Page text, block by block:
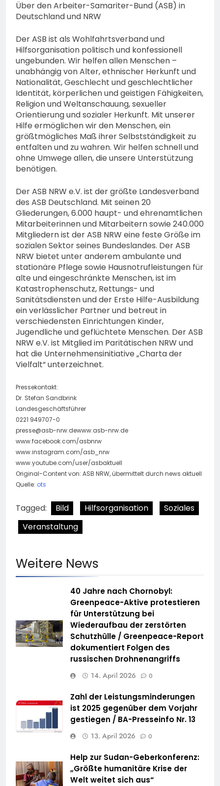
Über den Arbeiter-Samariter-Bund (ASB) in
Deutschland und NRW
Der ASB ist als Wohlfahrtsverband und
Hilfsorganisation politisch und konfessionell
ungebunden. Wir helfen allen Menschen –
unabhängig von Alter, ethnischer Herkunft und
Nationalität, Geschlecht und geschlechtlicher
Identität, körperlichen und geistigen Fähigkeiten,
Religion und Weltanschauung, sexueller
Orientierung und sozialer Herkunft. Mit unserer
Hilfe ermöglichen wir den Menschen, ein
größtmögliches Maß ihrer Selbstständigkeit zu
entfalten und zu wahren. Wir helfen schnell und
ohne Umwege allen, die unsere Unterstützung
benötigen.
Der ASB NRW e.V. ist der größte Landesverband
des ASB Deutschland. Mit seinen 20
Gliederungen, 6.000 haupt- und ehrenamtlichen
Mitarbeiterinnen und Mitarbeitern sowie 240.000
Mitgliedern ist der ASB NRW eine feste Größe im
sozialen Sektor seines Bundeslandes. Der ASB
NRW bietet unter anderem ambulante und
stationäre Pflege sowie Hausnotrufleistungen für
alte und eingeschränkte Menschen, ist im
Katastrophenschutz, Rettungs- und
Sanitätsdiensten und der Erste Hilfe-Ausbildung
ein verlässlicher Partner und betreut in
verschiedensten Einrichtungen Kinder,
Jugendliche und geflüchtete Menschen. Der ASB
NRW e.V. ist Mitglied im Paritätischen NRW und
hat die Unternehmensinitiative „Charta der
Vielfalt“ unterzeichnet.
Pressekontakt:
Dr. Stefan Sandbrink
Landesgeschäftsführer
0221 949707-0
presse@asb-nrw.dewww.asb-nrw.de
www.facebook.com/asbnrw
www.instagram.com/asb_nrw
www.youtube.com/user/asbaktuell
Original-Content von: ASB NRW, übermittelt durch news aktuell
Quelle: ots
Tagged: Bild Hilfsorganisation
Soziales
Veranstaltung
Weitere News
40 Jahre nach Chornobyl:
Greenpeace-Aktive protestieren
für Unterstützung bei
Wiederaufbau der zerstörten
Schutzhülle / Greenpeace-Report
dokumentiert Folgen des
russischen Drohnenangriffs
14. April 2026 0
Zahl der Leistungsminderungen
ist 2025 gegenüber dem Vorjahr
gestiegen / BA-Presseinfo Nr. 13
13. April 2026 0
Help zur Sudan-Geberkonferenz:
„Größte humanitäre Krise der
Welt weitet sich aus“